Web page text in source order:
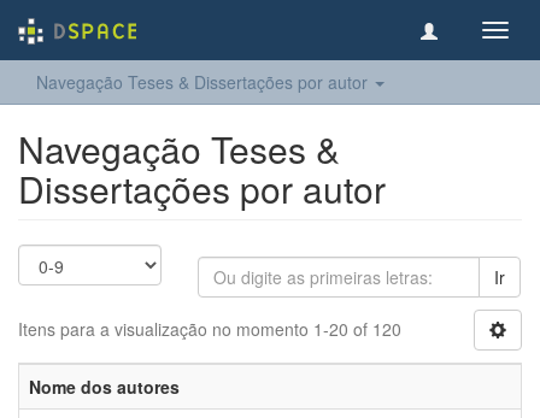
Navegação Teses & Dissertações por autor
Navegação Teses &
Dissertações por autor
Ir
Itens para a visualização no momento 1-20 of 120
Nome dos autores